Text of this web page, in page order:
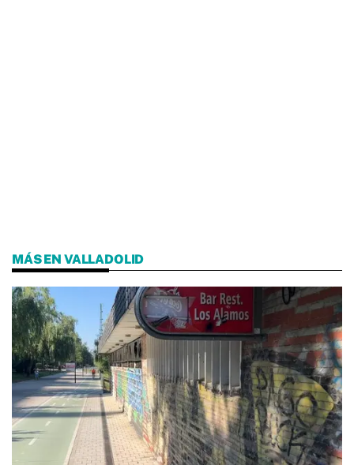
MÁS EN VALLADOLID